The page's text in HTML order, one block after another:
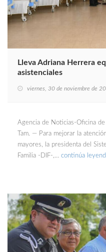
Lleva Adriana Herrera
asistenciales
viernes, 30 de noviembre de
Agencia de Noticias-Oficina
Tam. — Para mejorar la
mayores, la presidenta del
Familia -DIF-,… continúa